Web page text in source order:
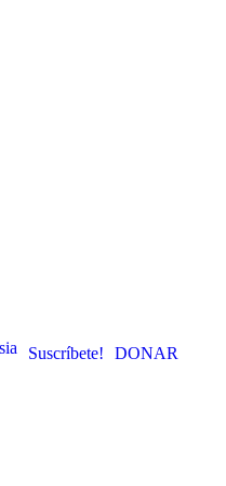
Suscríbete! DONAR